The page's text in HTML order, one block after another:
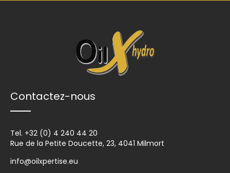
Contactez-nous
Tel. +32 (0) 4 240 44 20
Rue de la Petite Doucette, 23, 4041 Milmort
info@oilxpertise.eu